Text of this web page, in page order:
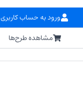
ورود به حساب کاربری
مشاهده طرح‌ها